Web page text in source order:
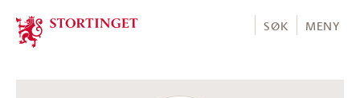
Stortinget.no
SØK MENY